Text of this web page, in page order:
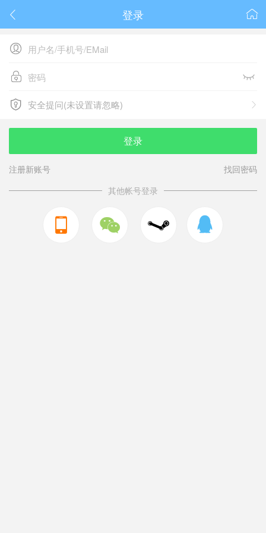
 
登录

 
 
安全提问(未设置请忽略)
安全提问(未设置请忽略)
登录
注册新账号
找回密码
其他帐号登录
  